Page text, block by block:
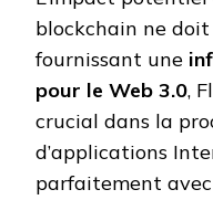
blockchain ne doit
fournissant une
pour le Web 3.0,
crucial dans la
d’applications
parfaitement